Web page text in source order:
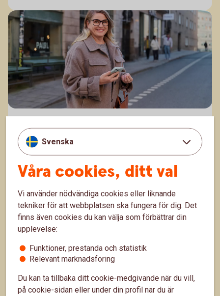
Pensionstips till dig som är i 30-årsåldern
Många som är i 30-årsåldern har hunnit jobba ett
antal år, och även om pensionen ännu inte är nära,
finns den nog mer på radarn än den gjorde i 20-
årsåldern. Här är pensionstipsen till dig som 30-
åring.
11 feb.
Pension Sparande
Svenska
Våra cookies, ditt val
Vi använder nödvändiga cookies eller liknande
tekniker för att webbplatsen ska fungera för dig. Det
finns även cookies du kan välja som förbättrar din
upplevelse:
Funktioner, prestanda och statistik
Relevant marknadsföring
Du kan ta tillbaka ditt cookie-medgivande när du vill,
på cookie-sidan eller under din profil när du är